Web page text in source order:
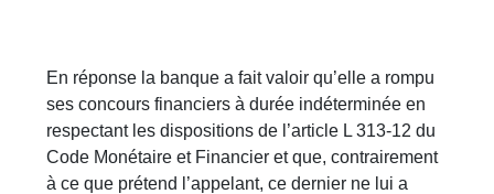
En réponse la banque a fait valoir qu’elle a rompu
ses concours financiers à durée indéterminée en
respectant les dispositions de l’article L 313-12 du
Code Monétaire et Financier et que, contrairement
à ce que prétend l’appelant, ce dernier ne lui a